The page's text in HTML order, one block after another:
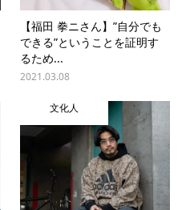
【福田 拳ニさん】”自分でも
できる”ということを証明す
るため...
2021.03.08
文化人